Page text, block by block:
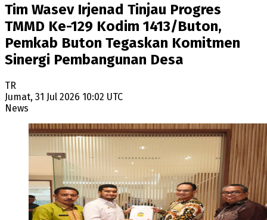
Tim Wasev Irjenad Tinjau Progres
TMMD Ke-129 Kodim 1413/Buton,
Pemkab Buton Tegaskan Komitmen
Sinergi Pembangunan Desa
TR
Jumat, 31 Jul 2026 10:02 UTC
News